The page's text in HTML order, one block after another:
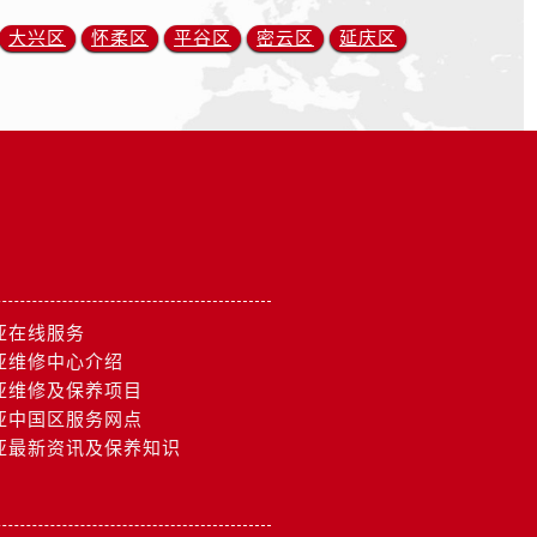
大兴区 怀柔区 平谷区 密云区 延庆区
在线服务
维修中心介绍
维修及保养项目
中国区服务网点
最新资讯及保养知识